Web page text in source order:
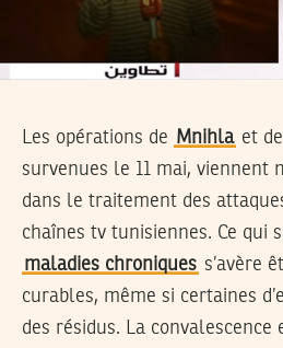
Les opérations de Mnihla et de
survenues le 11 mai, viennent
dans le traitement des
chaînes tv tunisiennes. Ce qui
maladies chroniques s’avère
curables, même si certaines
des résidus. La